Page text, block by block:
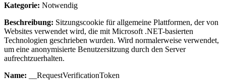
Kategorie: Notwendig
Beschreibung: Sitzungscookie für allgemeine Plattformen, der von
Websites verwendet wird, die mit Microsoft .NET-basierten
Technologien geschrieben wurden. Wird normalerweise verwendet,
um eine anonymisierte Benutzersitzung durch den Server
aufrechtzuerhalten.
Name: __RequestVerificationToken